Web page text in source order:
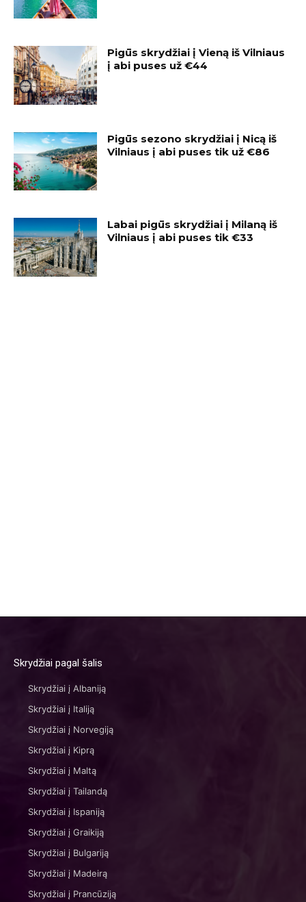
Pigūs skrydžiai į Vieną iš Vilniaus
į abi puses už €44
Pigūs sezono skrydžiai į Nicą iš
Vilniaus į abi puses tik už €86
Labai pigūs skrydžiai į Milaną iš
Vilniaus į abi puses tik €33
Skrydžiai pagal šalis
Skrydžiai į Albaniją
Skrydžiai į Italiją
Skrydžiai į Norvegiją
Skrydžiai į Kiprą
Skrydžiai į Maltą
Skrydžiai į Tailandą
Skrydžiai į Ispaniją
Skrydžiai į Graikiją
Skrydžiai į Bulgariją
Skrydžiai į Madeirą
Skrydžiai į Prancūziją